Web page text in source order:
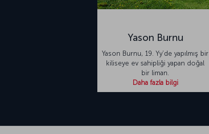
Yason Burnu
Yason Burnu, 19. Yy’de yapılmış bir
kiliseye ev sahipliği yapan doğal
bir liman.
Daha fazla bilgi